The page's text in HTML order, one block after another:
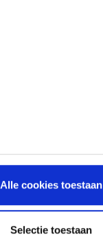
Alle cookies toestaan
Selectie toestaan
KAISERSCHMARNN